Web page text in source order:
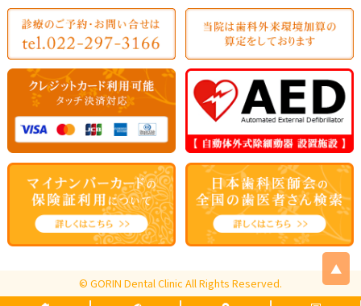
▲
© GORIN Dental Clinic All Rights Reserved.